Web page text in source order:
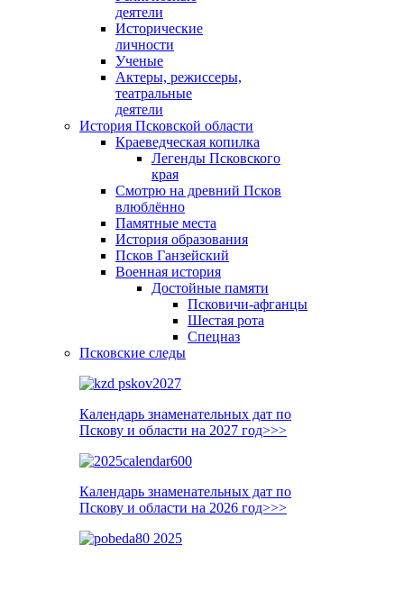
деятели
Исторические
личности
Ученые
Актеры, режиссеры,
театральные
деятели
История Псковской области
Краеведческая копилка
Легенды Псковского
края
Смотрю на древний Псков
влюблённо
Памятные места
История образования
Псков Ганзейский
Военная история
Достойные памяти
Псковичи-афганцы
Шестая рота
Спецназ
Псковские следы
Календарь знаменательных дат по
Пскову и области на 2027 год>>>
Календарь знаменательных дат по
Пскову и области на 2026 год>>>